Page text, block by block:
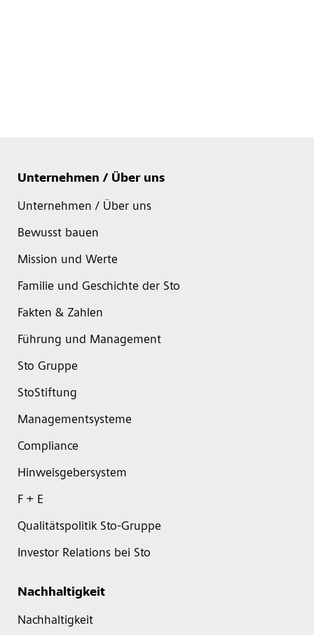
Unternehmen / Über uns
Unternehmen / Über uns
Bewusst bauen
Mission und Werte
Familie und Geschichte der Sto
Fakten & Zahlen
Führung und Management
Sto Gruppe
StoStiftung
Managementsysteme
Compliance
Hinweisgebersystem
F + E
Qualitätspolitik Sto-Gruppe
Investor Relations bei Sto
Nachhaltigkeit
Nachhaltigkeit